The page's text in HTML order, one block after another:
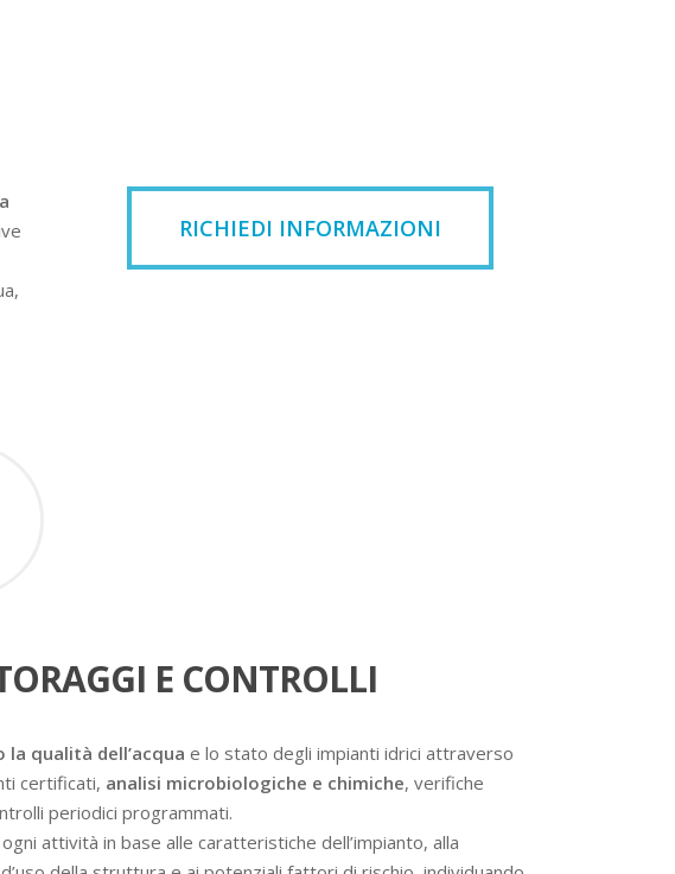
RICHIEDI INFORMAZIONI
E CONTROLLI
qualità dell’acqua e lo stato degli impianti idrici attraverso
certificati, analisi microbiologiche e chimiche, verifiche
periodici programmati.
attività in base alle caratteristiche dell’impianto, alla